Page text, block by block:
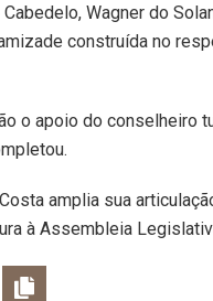
Wagner do
construída no
o apoio do conselheiro
amplia sua
à Assembleia